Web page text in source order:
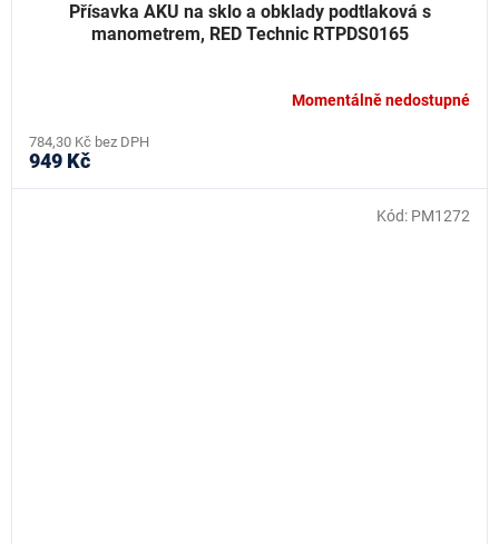
Přísavka AKU na sklo a obklady podtlaková s
manometrem, RED Technic RTPDS0165
Momentálně nedostupné
784,30 Kč bez DPH
949 Kč
Kód: PM1272